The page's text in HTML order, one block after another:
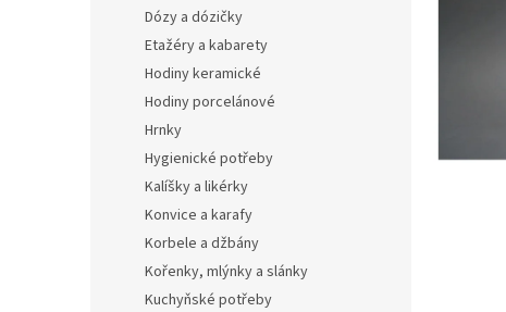
Dózy a dózičky
Etažéry a kabarety
Hodiny keramické
Hodiny porcelánové
Hrnky
Hygienické potřeby
Kalíšky a likérky
Konvice a karafy
Korbele a džbány
Kořenky, mlýnky a slánky
Kuchyňské potřeby